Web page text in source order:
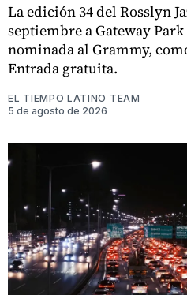
La edición 34 del Rosslyn
septiembre a Gateway
nominada al Grammy,
Entrada gratuita.
EL TIEMPO LATINO TEAM
5 de agosto de 2026